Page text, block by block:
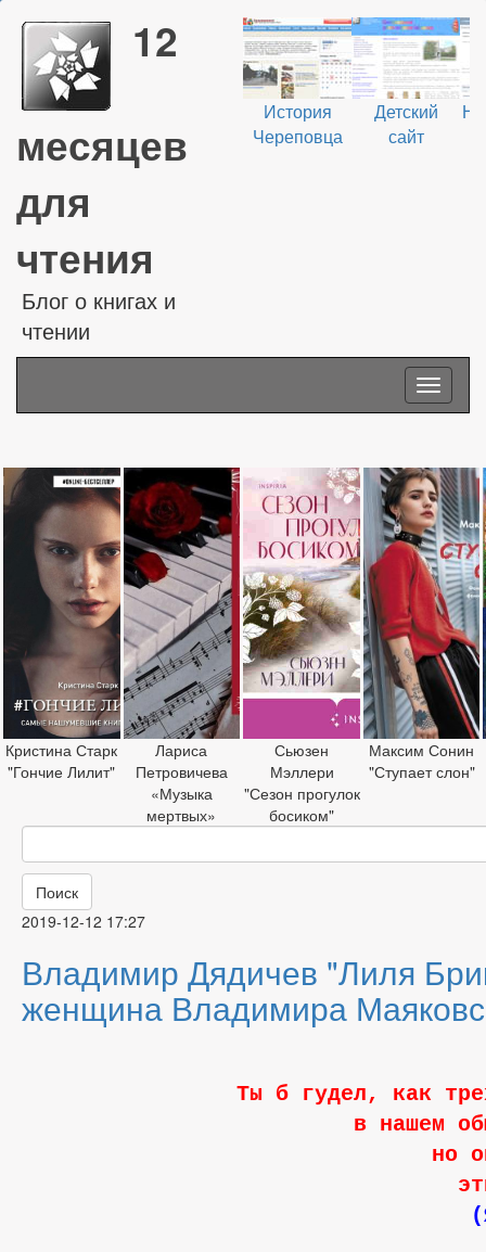
12
месяцев
для
чтения
Блог о книгах и
чтении
История
Череповца
Детский
сайт
Toggle
Кристина Старк
"Гончие Лилит"
Лариса
Петровичева
«Музыка
мертвых»
Сьюзен
Мэллери
"Сезон прогулок
босиком"
Максим Сонин
"Ступает слон"
Поиск
2019-12-12 17:27
Владимир Дядичев "Лиля
женщина Владимира
Ты б гудел, как
в нашем
но